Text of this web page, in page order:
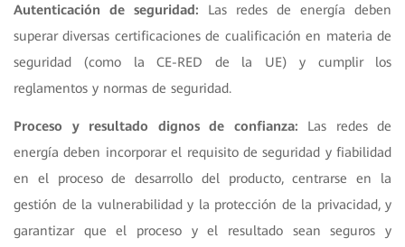
Autenticación de seguridad: Las redes de energía deben
superar diversas certificaciones de cualificación en materia de
seguridad (como la CE-RED de la UE) y cumplir los
reglamentos y normas de seguridad.
Proceso y resultado dignos de confianza: Las redes de
energía deben incorporar el requisito de seguridad y fiabilidad
en el proceso de desarrollo del producto, centrarse en la
gestión de la vulnerabilidad y la protección de la privacidad, y
garantizar que el proceso y el resultado sean seguros y